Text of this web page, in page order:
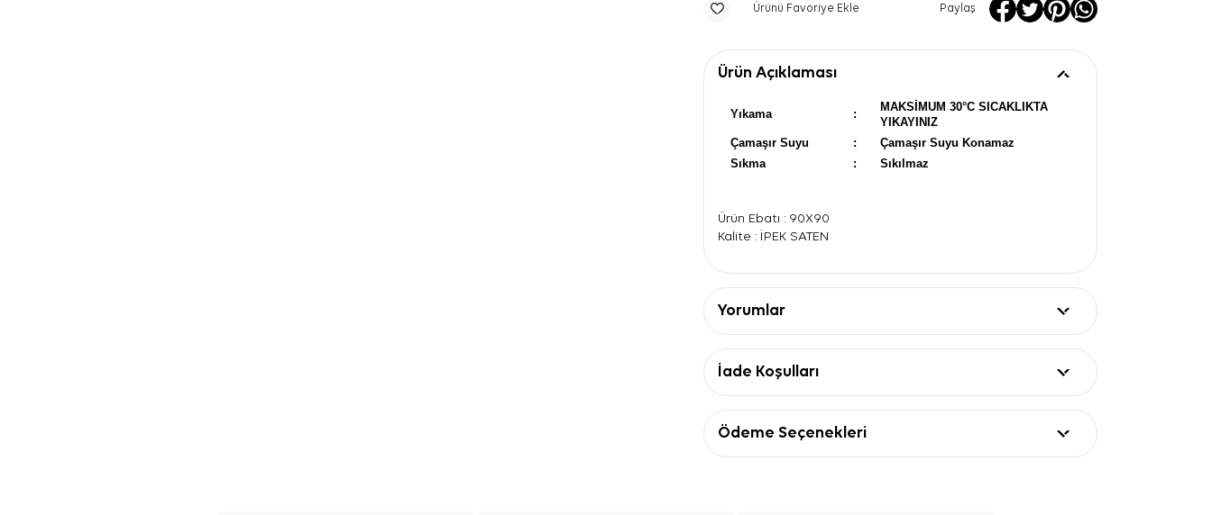
Ürünü Favoriye Ekle Paylaş
Ürün Açıklaması
Yıkama :
MAKSİMUM 30°C SICAKLIKTA
YIKAYINIZ
Çamaşır Suyu
:
Çamaşır Suyu Konamaz
Sıkma
: Sıkılmaz
Ürün Ebatı : 90X90
Kalite : İPEK SATEN
Yorumlar
İade Koşulları
Ödeme Seçenekleri